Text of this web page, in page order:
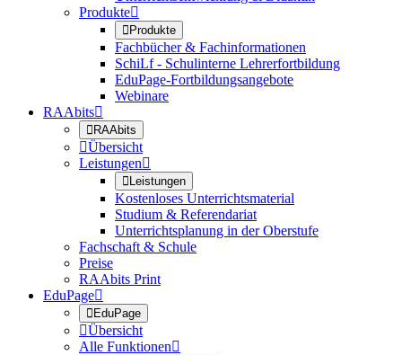
Produkte
Produkte
Fachbücher & Fachinformationen
SchiLf - Schulinterne Lehrerfortbildung
EduPage-Fortbildungsangebote
Webinare
RAAbits
RAAbits
Übersicht
Leistungen
Leistungen
Kostenloses Unterrichtsmaterial
Studium & Referendariat
Unterrichtsplanung in der Oberstufe
Fachschaft & Schule
Preise
RAAbits Print
EduPage
EduPage
Übersicht
Alle Funktionen